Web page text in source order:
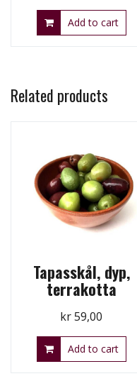
Add to cart
Related products
Tapasskål, dyp,
terrakotta
kr59,00
Add to cart